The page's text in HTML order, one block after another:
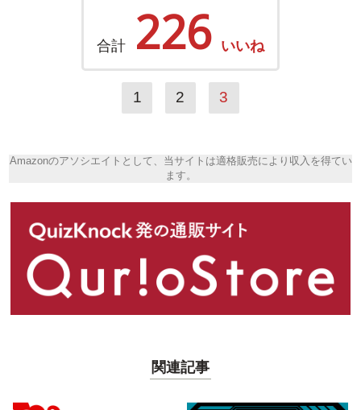
合計 226 いいね
1 2 3
Amazonのアソシエイトとして、当サイトは適格販売により収入を得てい
ます。
関連記事